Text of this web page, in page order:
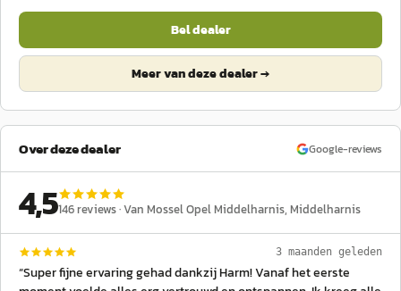
Bel dealer
Meer van deze dealer →
Over deze dealer Google-reviews
4,5146reviews ·Van Mossel Opel Middelharnis, Middelharnis
3 maanden geleden
“Super fijne ervaring gehad dankzij Harm! Vanaf het eerste